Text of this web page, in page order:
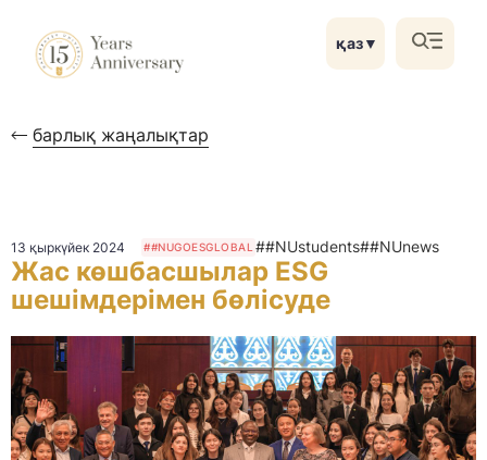
қаз▼
барлық жаңалықтар
13 қыркүйек 2024 ##NUGOESGLOBAL ##NUstudents##NUnews
Жас көшбасшылар ESG
шешімдерімен бөлісуде